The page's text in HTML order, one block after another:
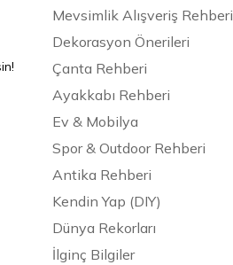
Mevsimlik Alışveriş Rehberi
Dekorasyon Önerileri
Çanta Rehberi
Ayakkabı Rehberi
Ev & Mobilya
Spor & Outdoor Rehberi
Antika Rehberi
Kendin Yap (DIY)
Dünya Rekorları
İlginç Bilgiler